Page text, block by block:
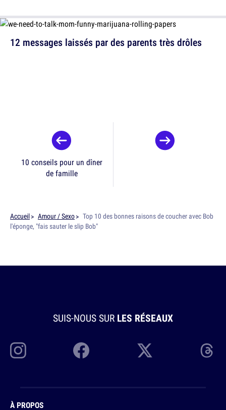
12 messages laissés par des parents très drôles
10 conseils pour un dîner
de famille
Accueil Amour / Sexo
Top 10 des bonnes raisons de coucher avec Bob
l'éponge, "fais sauter le slip Bob"
SUIS-NOUS SUR LES RÉSEAUX
À PROPOS